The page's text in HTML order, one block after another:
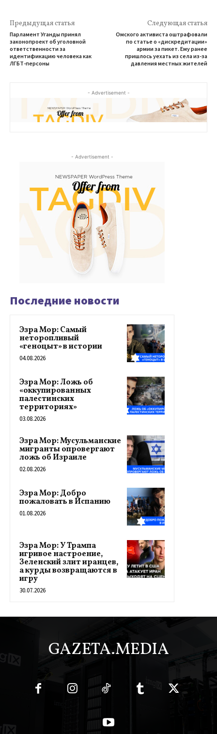
Предыдущая статья
Парламент Уганды принял
законопроект об уголовной
ответственности за
идентификацию человека как
ЛГБТ-персоны
Следующая статья
Омского активиста оштрафовали
по статье о «дискредитации»
армии за пикет. Ему ранее
пришлось уехать из села из-за
давления местных жителей
- Advertisement -
- Advertisement -
Последние новости
Эзра Мор: Самый
неторопливый
«геноцыт» в истории
04.08.2026
Эзра Мор: Ложь об
«оккупированных
палестинских
территориях»
03.08.2026
Эзра Мор: Мусульманские
мигранты опровергают
ложь об Израиле
02.08.2026
Эзра Мор: Добро
пожаловать в Испанию
01.08.2026
Эзра Мор: У Трампа
игривое настроение,
Зеленский злит иранцев,
а курды возвращаются в
игру
30.07.2026
GAZETA.MEDIA